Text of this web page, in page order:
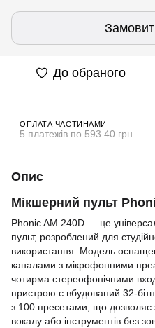
До обраного
ОПЛАТА ЧАСТИНАМИ
5 платежів по 593.40 грн
Опис
Мікшерний пульт
Phonic AM 240D — це
пульт, розроблений для
використання. Модель
каналами з мікрофонними
чотирма стереофонічними
пристрою є вбудований 32-
з 100 пресетами, що дозволяє
вокалу або інструментів без